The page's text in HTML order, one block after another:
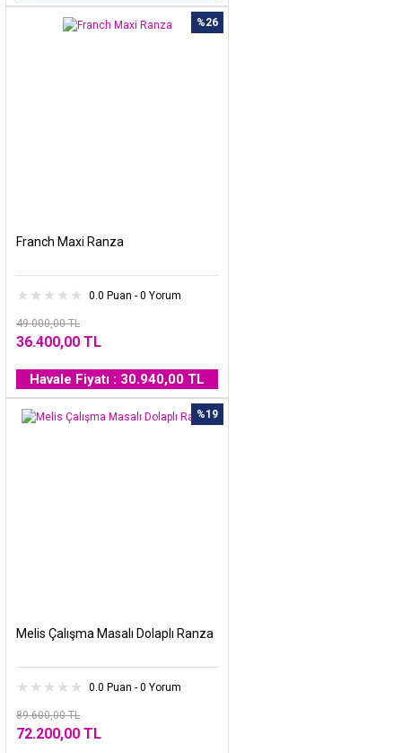
%26
Franch Maxi Ranza
0.0 Puan - 0 Yorum
49.000,00 TL
36.400,00 TL
Havale Fiyatı : 30.940,00 TL
%19
Melis Çalışma Masalı Dolaplı Ranza
0.0 Puan - 0 Yorum
89.600,00 TL
72.200,00 TL